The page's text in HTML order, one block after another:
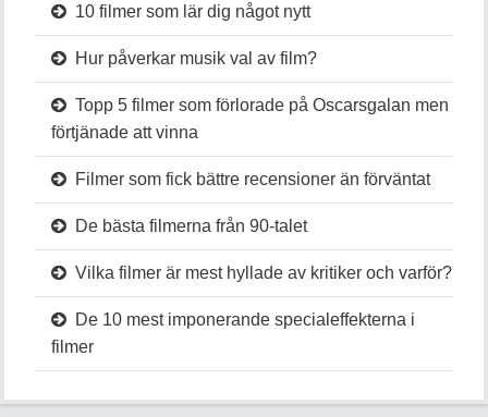
10 filmer som lär dig något nytt
Hur påverkar musik val av film?
Topp 5 filmer som förlorade på Oscarsgalan men
förtjänade att vinna
Filmer som fick bättre recensioner än förväntat
De bästa filmerna från 90-talet
Vilka filmer är mest hyllade av kritiker och varför?
De 10 mest imponerande specialeffekterna i
filmer